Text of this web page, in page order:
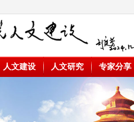
人文建设 人文研究 专家分享